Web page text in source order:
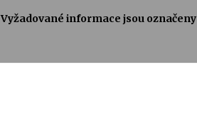
Vyžadované informace jsou označeny